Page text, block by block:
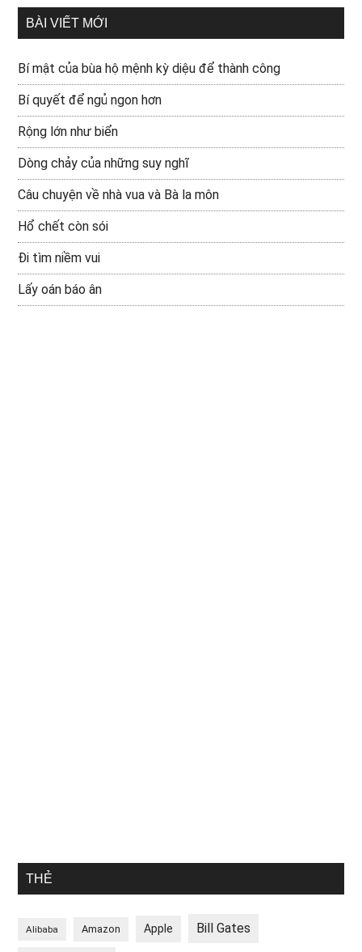
BÀI VIẾT MỚI
Bí mật của bùa hộ mệnh kỳ diệu để thành công
Bí quyết để ngủ ngon hơn
Rộng lớn như biển
Dòng chảy của những suy nghĩ
Câu chuyện về nhà vua và Bà la môn
Hổ chết còn sói
Đi tìm niềm vui
Lấy oán báo ân
THẺ
Alibaba Amazon Apple Bill Gates